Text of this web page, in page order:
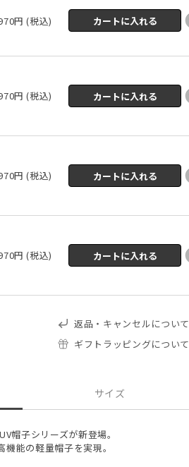
円 (税込)
円 (税込)
円 (税込)
円 (税込)
返品・キャンセルについて
ギフトラッピングについて
サイズ
帽子シリーズが新登場。
能の軽量帽子を実現。